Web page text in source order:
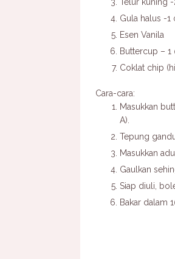
Gula halus -1
Esen Vanila
Buttercup – 1
Coklat chip
Cara-cara:
Masukkan
A).
Tepung
Masukkan
Gaulkan
Siap diuli,
Bakar dalam